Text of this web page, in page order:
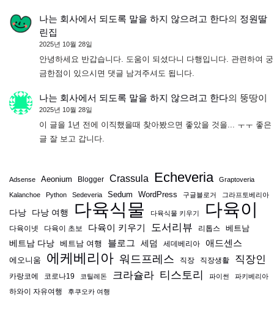
나는 회사에서 되도록 말을 하지 않으려고 한다의 정원딸
린집
2025년 10월 28일
안녕하세요 반갑습니다. 도움이 되셨다니 다행입니다. 관련하여 궁
금한점이 있으시면 댓글 남겨주셔도 됩니다.
나는 회사에서 되도록 말을 하지 않으려고 한다의 뚱땅이
2025년 10월 28일
이 글을 1년 전에 이직했을때 찾아봤으면 좋았을 것을... ㅜㅜ 좋은
글 잘 보고 갑니다.
Adsense Aeonium Blogger Crassula Echeveria Graptoveria
Kalanchoe Python Sedeveria Sedum WordPress 구글블로거 그라프토베리아
다낭 다낭 여행 다육식물 다육식물 키우기 다육이
다육이넷 다육이 초보 다육이 키우기 도서리뷰 리톱스
베트남
베트남 다낭 베트남 여행 블로그 세덤 세데베리아 애드센스
에오니움 에케베리아 워드프레스 직장 직장생활 직장인
카랑코에 코로나19 코틸레돈 크라슐라 티스토리 파이썬 파키베리아
하와이 자유여행 후쿠오카 여행